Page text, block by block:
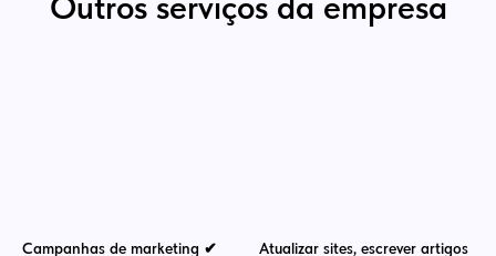
Campanhas de marketing ✔
Atualizar sites, escrever artigos